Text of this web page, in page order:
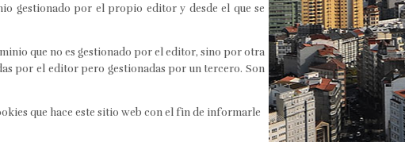
gestionado por el propio editor y desde el que se
que no es gestionado por el editor, sino por otra
por el editor pero gestionadas por un tercero. Son
que hace este sitio web con el fin de informarle